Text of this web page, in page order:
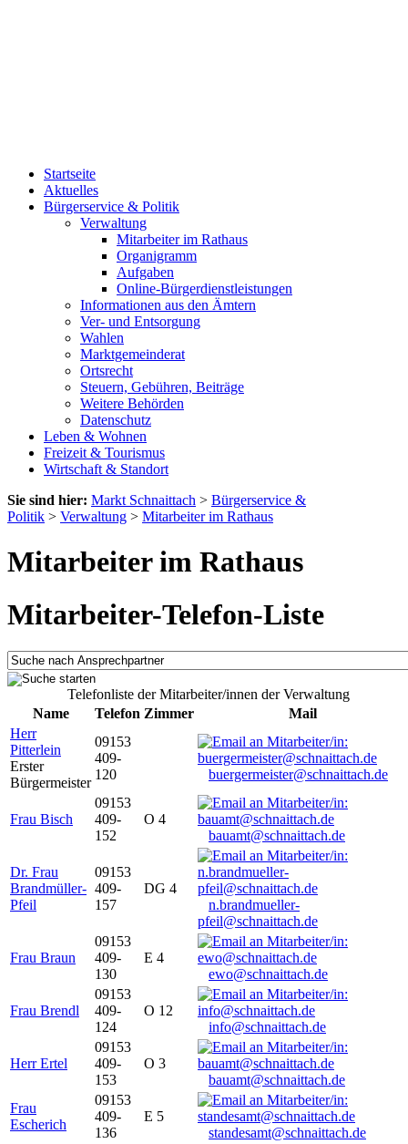
Startseite
Aktuelles
Bürgerservice & Politik
Verwaltung
Mitarbeiter im Rathaus
Organigramm
Aufgaben
Online-Bürgerdienstleistungen
Informationen aus den Ämtern
Ver- und Entsorgung
Wahlen
Marktgemeinderat
Ortsrecht
Steuern, Gebühren, Beiträge
Weitere Behörden
Datenschutz
Leben & Wohnen
Freizeit & Tourismus
Wirtschaft & Standort
Sie sind hier: Markt Schnaittach > Bürgerservice &
Politik > Verwaltung > Mitarbeiter im Rathaus
Mitarbeiter im Rathaus
Mitarbeiter-Telefon-Liste
Telefonliste der Mitarbeiter/innen der Verwaltung
Name
Telefon Zimmer
Mail
Herr
Pitterlein
Erster
Bürgermeister
09153
409-
120
buergermeister@schnaittach.de
Frau Bisch
09153
409-
152
O 4
bauamt@schnaittach.de
Dr. Frau
Brandmüller-
Pfeil
09153
409-
157
DG 4
n.brandmueller-
pfeil@schnaittach.de
Frau Braun
09153
409-
130
E 4
ewo@schnaittach.de
Frau Brendl
09153
409-
124
O 12
info@schnaittach.de
Herr Ertel
09153
409-
153
O 3
bauamt@schnaittach.de
Frau
Escherich
09153
409-
136
E 5
standesamt@schnaittach.de